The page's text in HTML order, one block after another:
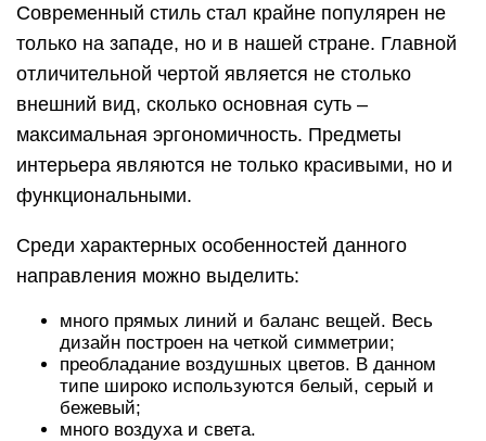
Современный стиль стал крайне популярен не
только на западе, но и в нашей стране. Главной
отличительной чертой является не столько
внешний вид, сколько основная суть –
максимальная эргономичность. Предметы
интерьера являются не только красивыми, но и
функциональными.
Среди характерных особенностей данного
направления можно выделить:
много прямых линий и баланс вещей. Весь
дизайн построен на четкой симметрии;
преобладание воздушных цветов. В данном
типе широко используются белый, серый и
бежевый;
много воздуха и света.